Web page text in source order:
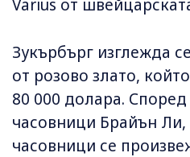
Varius от
Зукърбърг изглежда
от розово злато,
80 000 долара.
часовници Брайън Ли,
часовници се